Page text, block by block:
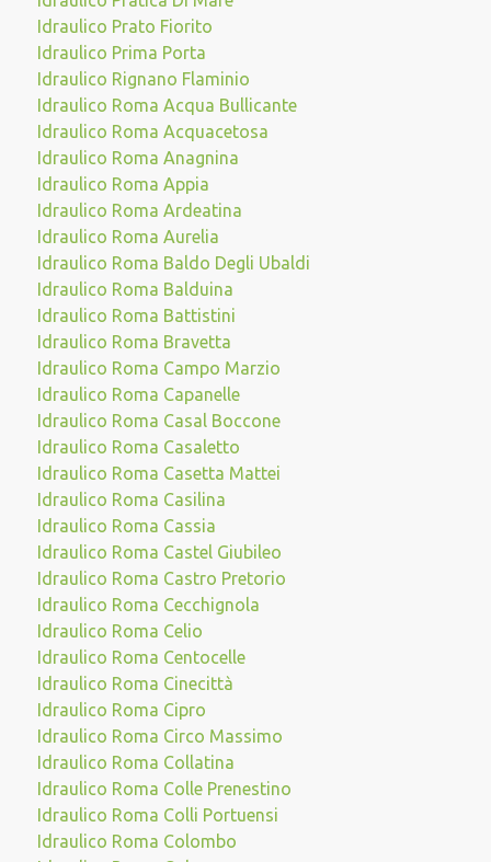
Idraulico Prato Fiorito
Idraulico Prima Porta
Idraulico Rignano Flaminio
Idraulico Roma Acqua Bullicante
Idraulico Roma Acquacetosa
Idraulico Roma Anagnina
Idraulico Roma Appia
Idraulico Roma Ardeatina
Idraulico Roma Aurelia
Idraulico Roma Baldo Degli Ubaldi
Idraulico Roma Balduina
Idraulico Roma Battistini
Idraulico Roma Bravetta
Idraulico Roma Campo Marzio
Idraulico Roma Capanelle
Idraulico Roma Casal Boccone
Idraulico Roma Casaletto
Idraulico Roma Casetta Mattei
Idraulico Roma Casilina
Idraulico Roma Cassia
Idraulico Roma Castel Giubileo
Idraulico Roma Castro Pretorio
Idraulico Roma Cecchignola
Idraulico Roma Celio
Idraulico Roma Centocelle
Idraulico Roma Cinecittà
Idraulico Roma Cipro
Idraulico Roma Circo Massimo
Idraulico Roma Collatina
Idraulico Roma Colle Prenestino
Idraulico Roma Colli Portuensi
Idraulico Roma Colombo